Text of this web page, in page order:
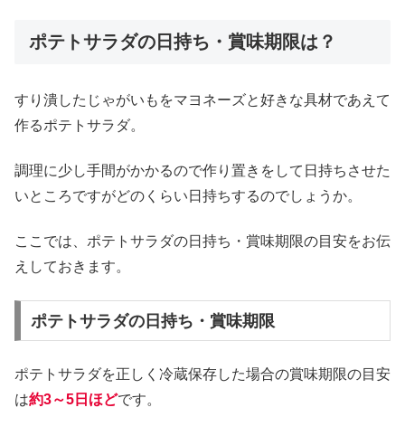
ポテトサラダの日持ち・賞味期限は？
すり潰したじゃがいもをマヨネーズと好きな具材であえて
作るポテトサラダ。
調理に少し手間がかかるので作り置きをして日持ちさせた
いところですがどのくらい日持ちするのでしょうか。
ここでは、ポテトサラダの日持ち・賞味期限の目安をお伝
えしておきます。
ポテトサラダの日持ち・賞味期限
ポテトサラダを正しく冷蔵保存した場合の賞味期限の目安
は約3～5日ほどです。